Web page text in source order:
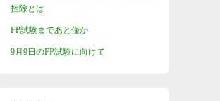
控除とは
FP試験まであと僅か
9月9日のFP試験に向けて